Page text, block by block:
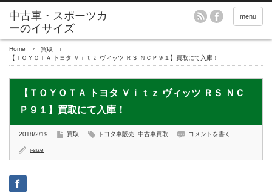
menu
Home
買取
【ＴＯＹＯＴＡ トヨタ Ｖｉｔｚ ヴィッツ ＲＳ ＮＣＰ９１】買取にて入庫！
【ＴＯＹＯＴＡ トヨタ Ｖｉｔｚ ヴィッツ ＲＳ ＮＣ
Ｐ９１】買取にて入庫！
2018/2/19 買取 トヨタ車販売 中古車買取 コメントを書く
i-size